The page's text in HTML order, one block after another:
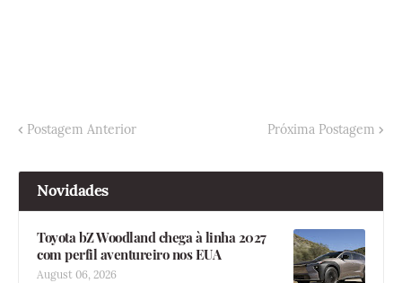
Postagem Anterior Próxima Postagem
Novidades
Toyota bZ Woodland chega à linha 2027
com perfil aventureiro nos EUA
August 06, 2026